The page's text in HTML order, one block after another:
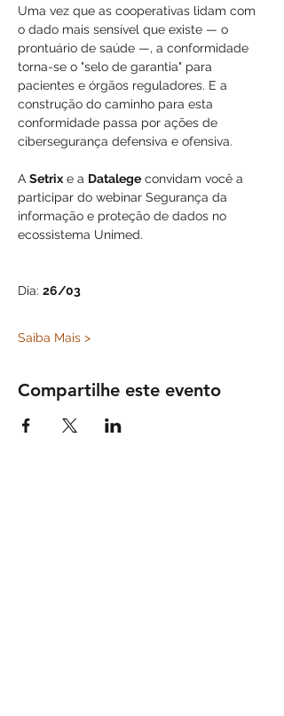
Uma vez que as cooperativas lidam com
o dado mais sensível que existe — o
prontuário de saúde —, a conformidade
torna-se o "selo de garantia" para
pacientes e órgãos reguladores. E a
construção do caminho para esta
conformidade passa por ações de
cibersegurança defensiva e ofensiva.
A Setrix e a Datalege convidam você a
participar do webinar Segurança da
informação e proteção de dados no
ecossistema Unimed.
Dia: 26/03
Saiba Mais >
Compartilhe este evento